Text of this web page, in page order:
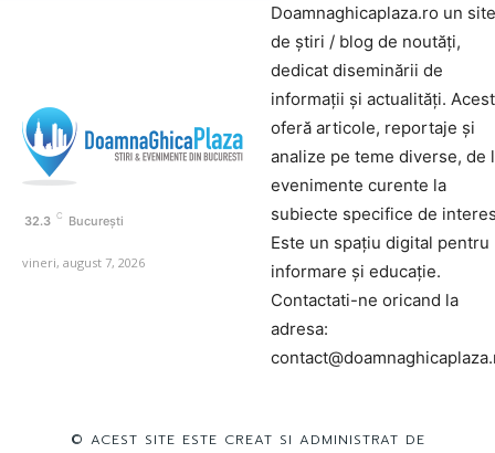
32.3 C București
vineri, august 7, 2026
Doamnaghicaplaza.ro un site
de știri / blog de noutăți,
dedicat diseminării de
informații și actualități.
oferă articole, reportaje și
analize pe teme diverse, de
evenimente curente la
subiecte specifice de
Este un spațiu digital pentru
informare și educație.
Contactati-ne oricand la
adresa:
© ACEST SITE ESTE CREAT SI ADMINISTRAT DE